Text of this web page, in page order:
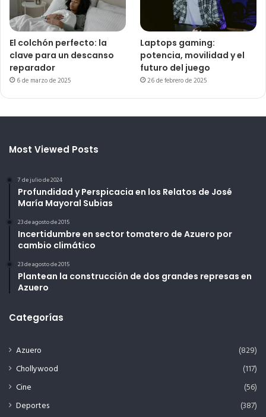
El colchón perfecto: la
clave para un descanso
reparador
6 de marzo de 2025
Laptops gaming:
potencia, movilidad y el
futuro del juego
26 de febrero de 2025
Most Viewed Posts
7 de julio de 2024
Profundidad y Perspicacia en los Relatos de José
María Mayoral Subias
23 de agosto de 2015
Incertidumbre en sector tomatero de Azuero por
cambio climático
23 de agosto de 2015
Plantean la construcción de dos grandes represas en
Azuero
Categorías
Azuero
(829)
Chollywood
(117)
Cine
(56)
Deportes
(387)